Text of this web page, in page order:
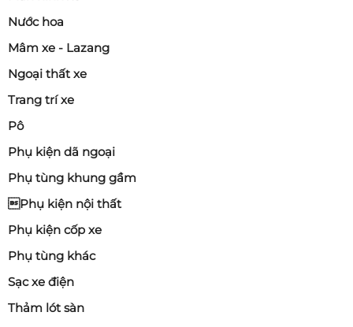
Nước hoa
Mâm xe - Lazang
Ngoại thất xe
Trang trí xe
Pô
Phụ kiện dã ngoại
Phụ tùng khung gầm
Phụ kiện nội thất
Phụ kiện cốp xe
Phụ tùng khác
Sạc xe điện
Thảm lót sàn